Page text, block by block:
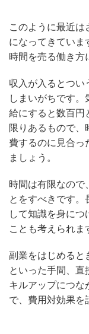
このように最近は
になってきていま
時間を売る働き方
収入が入るとつい
しまいがちです
給にすると数百円
限りあるもので、
費するのに見合っ
ましょう。
時間は有限なので
とをすべきです。
して知識を身につ
ことも考えられま
副業をはじめると
といった手間、直
キルアップにつな
で、費用対効果を